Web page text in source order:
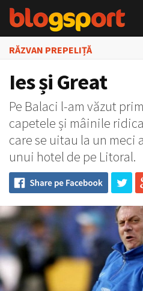
RĂZVAN PREPELIȚĂ
Ies și Great
Pe Balaci l-am văzut
capetele și mâinile
care se uitau la un meci
unui hotel de pe Litoral.